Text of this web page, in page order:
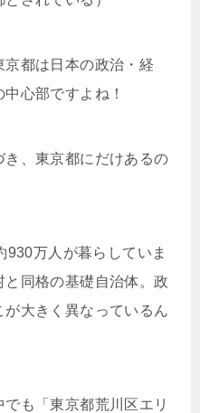
都は日本の政治・経
心部ですよね！
、東京都にだけあるの
万人が暮らしていま
同格の基礎自治体。政
大きく異なっているん
でも「東京都荒川区エリ